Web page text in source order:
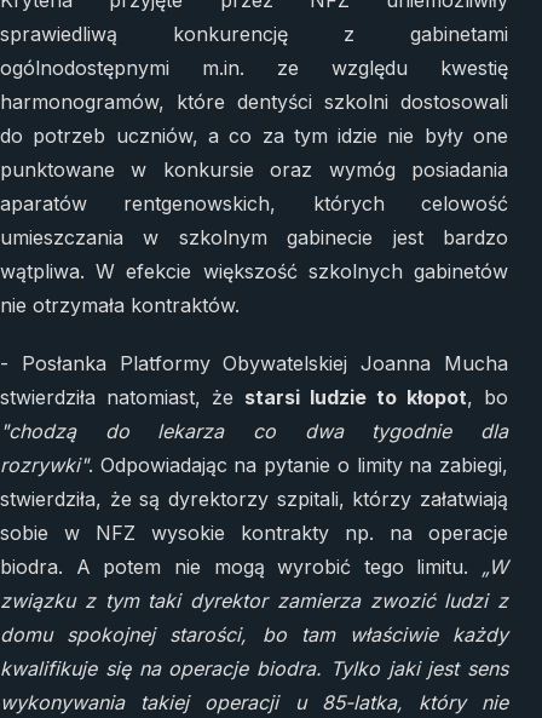
sprawiedliwą konkurencję z gabinetami
ogólnodostępnymi m.in. ze względu kwestię
harmonogramów, które dentyści szkolni dostosowali
do potrzeb uczniów, a co za tym idzie nie były one
punktowane w konkursie oraz wymóg posiadania
aparatów rentgenowskich, których celowość
umieszczania w szkolnym gabinecie jest bardzo
wątpliwa. W efekcie większość szkolnych gabinetów
nie otrzymała kontraktów.
- Posłanka Platformy Obywatelskiej Joanna Mucha
stwierdziła natomiast, że starsi ludzie to kłopot, bo
"chodzą do lekarza co dwa tygodnie dla
rozrywki". Odpowiadając na pytanie o limity na zabiegi,
stwierdziła, że są dyrektorzy szpitali, którzy załatwiają
sobie w NFZ wysokie kontrakty np. na operacje
biodra. A potem nie mogą wyrobić tego limitu. „W
związku z tym taki dyrektor zamierza zwozić ludzi z
domu spokojnej starości, bo tam właściwie każdy
kwalifikuje się na operacje biodra. Tylko jaki jest sens
wykonywania takiej operacji u 85-latka, który nie